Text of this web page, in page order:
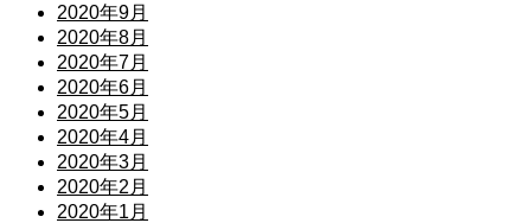
2020年9月
2020年8月
2020年7月
2020年6月
2020年5月
2020年4月
2020年3月
2020年2月
2020年1月